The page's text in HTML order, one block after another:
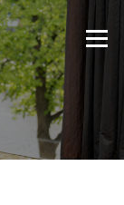
Valikko